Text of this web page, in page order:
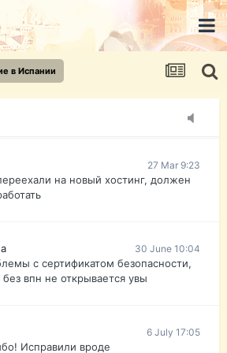
в Испании
https://pasport-ua.com/
без VPN сайт и форум
27 Mar 9:23
на новый хостинг, должен
30 June 10:04
с сертификатом безопасности,
без впн не открывается увы
6 July 17:05
Исправили вроде